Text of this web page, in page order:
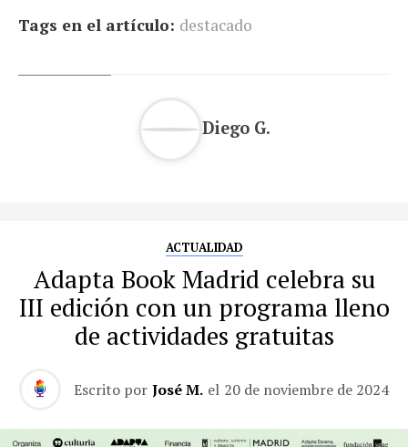
Tags en el artículo: destacado
Diego G.
ACTUALIDAD
Adapta Book Madrid celebra su
III edición con un programa lleno
de actividades gratuitas
Escrito por José M. el 20 de noviembre de 2024